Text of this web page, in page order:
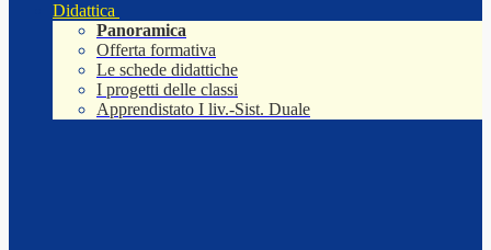
Didattica
Panoramica
Offerta formativa
Le schede didattiche
I progetti delle classi
Apprendistato I liv.-Sist. Duale